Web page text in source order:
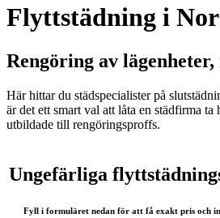
Flyttstädning i
Rengöring av lägenheter,
Här hittar du städspecialister på
är det ett smart val att låta en städfirma
utbildade till rengöringsproffs.
Ungefärliga
Fyll i formuläret nedan för att få exakt pris och